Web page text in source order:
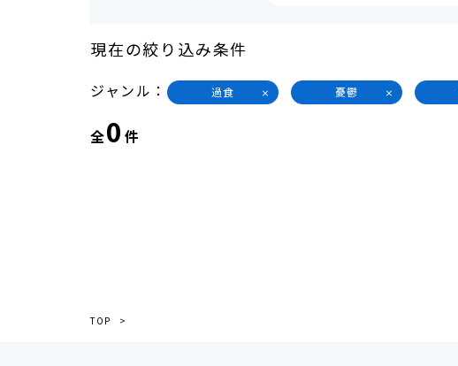
現在の絞り込み条件
ジャンル 過食 憂鬱
全0 件
TOP